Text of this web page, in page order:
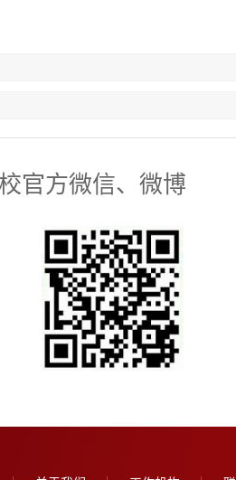
官方微信、微博